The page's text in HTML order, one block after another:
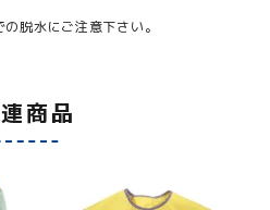
脱水にご注意下さい。
商品